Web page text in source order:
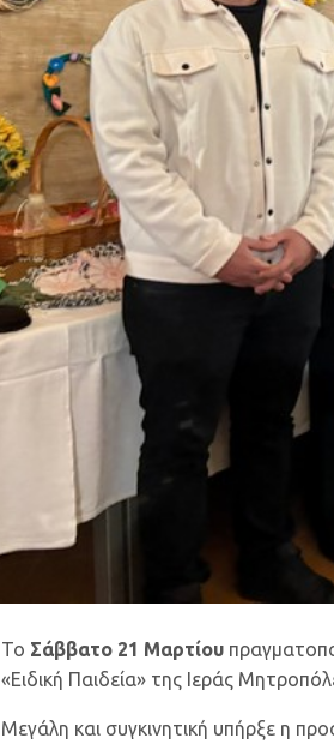
Το Σάββατο 21 Μαρτίου
«Ειδική Παιδεία» της Ιεράς
Μεγάλη και συγκινητική υπήρξε η